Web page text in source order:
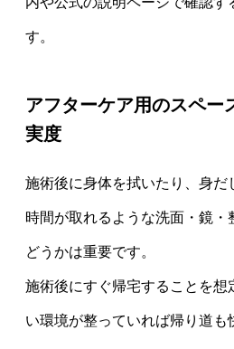
す。
アフターケア用のスペー
実度
施術後に身体を拭いたり、身だ
時間が取れるような洗面・鏡・
どうかは重要です。
施術後にすぐ帰宅することを想
い環境が整っていれば帰り道も